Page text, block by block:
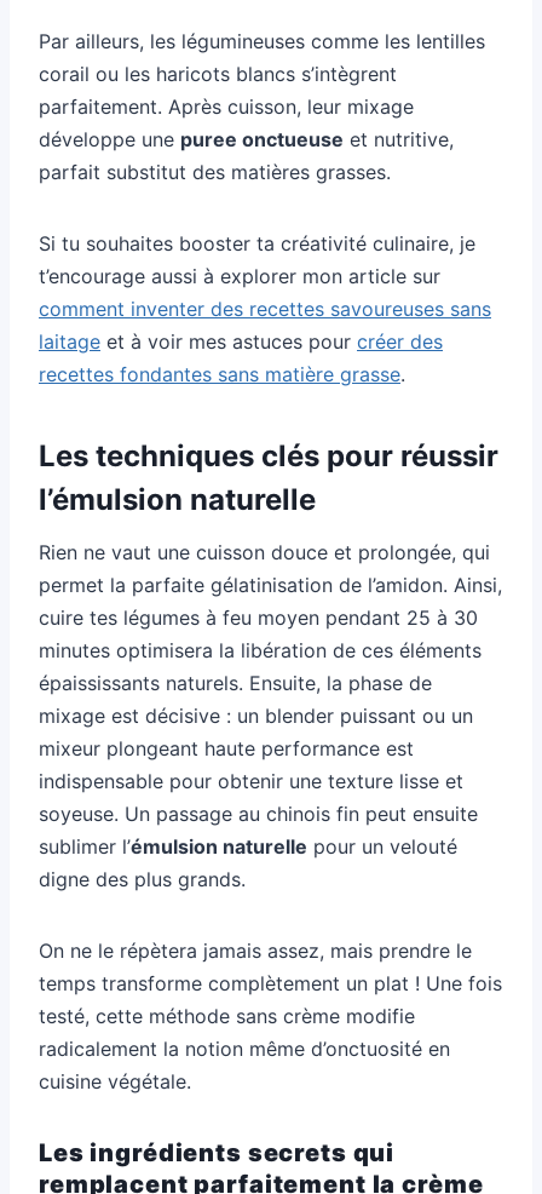
Par ailleurs, les légumineuses comme les lentilles
corail ou les haricots blancs s’intègrent
parfaitement. Après cuisson, leur mixage
développe une puree onctueuse et nutritive,
parfait substitut des matières grasses.
Si tu souhaites booster ta créativité culinaire, je
t’encourage aussi à explorer mon article sur
comment inventer des recettes savoureuses sans
laitage et à voir mes astuces pour créer des
recettes fondantes sans matière grasse.
Les techniques clés pour réussir
l’émulsion naturelle
Rien ne vaut une cuisson douce et prolongée, qui
permet la parfaite gélatinisation de l’amidon. Ainsi,
cuire tes légumes à feu moyen pendant 25 à 30
minutes optimisera la libération de ces éléments
épaississants naturels. Ensuite, la phase de
mixage est décisive : un blender puissant ou un
mixeur plongeant haute performance est
indispensable pour obtenir une texture lisse et
soyeuse. Un passage au chinois fin peut ensuite
sublimer l’émulsion naturelle pour un velouté
digne des plus grands.
On ne le répètera jamais assez, mais prendre le
temps transforme complètement un plat ! Une fois
testé, cette méthode sans crème modifie
radicalement la notion même d’onctuosité en
cuisine végétale.
Les ingrédients secrets qui
remplacent parfaitement la crème